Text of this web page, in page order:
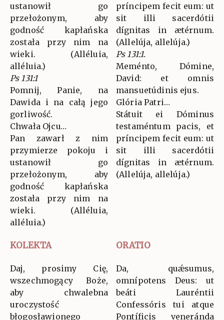
ustanowił go
przełożonym, aby
godność kapłańska
została przy nim na
wieki. (Alléluia,
alléluia.)
Ps 131:1
Pomnij, Panie, na
Dawida i na całą jego
gorliwość.
Chwała Ojcu…
Pan zawarł z nim
przymierze pokoju i
ustanowił go
przełożonym, aby
godność kapłańska
została przy nim na
wieki. (Alléluia,
alléluia.)
príncipem fecit eum: ut
sit illi sacerdótii
dígnitas in ætérnum.
(Allelúja, allelúja.)
Ps 131:1.
Meménto, Dómine,
David: et omnis
mansuetúdinis ejus.
Glória Patri…
Státuit ei Dóminus
testaméntum pacis, et
príncipem fecit eum: ut
sit illi sacerdótii
dígnitas in ætérnum.
(Allelúja, allelúja.)
KOLEKTA ORATIO
Daj, prosimy Cię,
wszechmogący Boże,
aby chwalebna
uroczystość
błogosławionego
Da, quǽsumus,
omnípotens Deus: ut
beáti Lauréntii
Confessóris tui atque
Pontíficis veneránda